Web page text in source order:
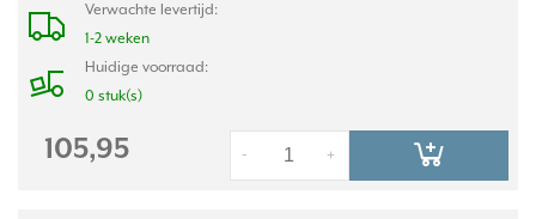
Verwachte levertijd:
1-2 weken
Huidige voorraad:
0 stuk(s)
105,95 +
-